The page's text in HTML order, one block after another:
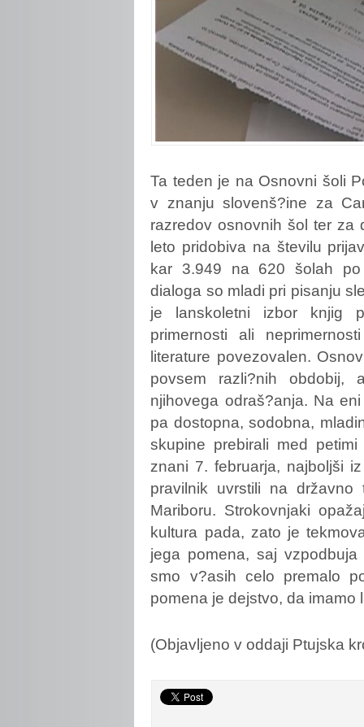
Ta teden je na Osnovni šoli
v znanju slovenš?ine za
razredov osnovnih šol ter za
leto pridobiva na številu
kar 3.949 na 620 šolah po
dialoga so mladi pri pisanju
je lanskoletni izbor knjig
primernosti ali
literature povezovalen.
povsem razli?nih
njihovega odraš?anja. Na
pa dostopna, sodobna,
skupine prebirali med
znani 7. februarja, najboljši
pravilnik uvrstili na
Mariboru. Strokovnjaki
kultura pada, zato je
jega pomena, saj
smo v?asih celo premalo
pomena je dejstvo, da imamo
(Objavljeno v oddaji Ptujska